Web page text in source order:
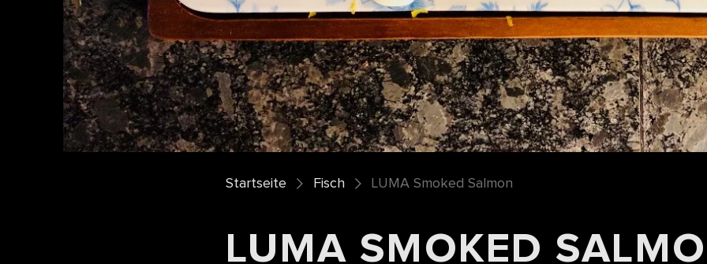
Startseite Fisch LUMA Smoked Salmon
LUMA SMOKED